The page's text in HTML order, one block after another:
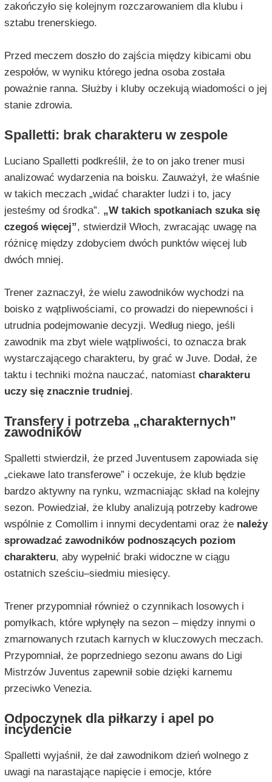
zakończyło się kolejnym rozczarowaniem dla klubu i
sztabu trenerskiego.
Przed meczem doszło do zajścia między kibicami obu
zespołów, w wyniku którego jedna osoba została
poważnie ranna. Służby i kluby oczekują wiadomości o jej
stanie zdrowia.
Spalletti: brak charakteru w zespole
Luciano Spalletti podkreślił, że to on jako trener musi
analizować wydarzenia na boisku. Zauważył, że właśnie
w takich meczach „widać charakter ludzi i to, jacy
jesteśmy od środka”. „W takich spotkaniach szuka się
czegoś więcej”, stwierdził Włoch, zwracając uwagę na
różnicę między zdobyciem dwóch punktów więcej lub
dwóch mniej.
Trener zaznaczył, że wielu zawodników wychodzi na
boisko z wątpliwościami, co prowadzi do niepewności i
utrudnia podejmowanie decyzji. Według niego, jeśli
zawodnik ma zbyt wiele wątpliwości, to oznacza brak
wystarczającego charakteru, by grać w Juve. Dodał, że
taktu i techniki można nauczać, natomiast charakteru
uczy się znacznie trudniej.
Transfery i potrzeba „charakternych”
zawodników
Spalletti stwierdził, że przed Juventusem zapowiada się
„ciekawe lato transferowe” i oczekuje, że klub będzie
bardzo aktywny na rynku, wzmacniając skład na kolejny
sezon. Powiedział, że kluby analizują potrzeby kadrowe
wspólnie z Comollim i innymi decydentami oraz że należy
sprowadzać zawodników podnoszących poziom
charakteru, aby wypełnić braki widoczne w ciągu
ostatnich sześciu–siedmiu miesięcy.
Trener przypomniał również o czynnikach losowych i
pomyłkach, które wpłynęły na sezon – między innymi o
zmarnowanych rzutach karnych w kluczowych meczach.
Przypomniał, że poprzedniego sezonu awans do Ligi
Mistrzów Juventus zapewnił sobie dzięki karnemu
przeciwko Venezia.
Odpoczynek dla piłkarzy i apel po
incydencie
Spalletti wyjaśnił, że dał zawodnikom dzień wolnego z
uwagi na narastające napięcie i emocje, które